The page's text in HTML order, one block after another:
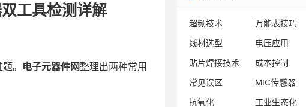
工具检测详解
。 电子元器件网整理出两种常用
超频技术 万能表技巧
线材选型
电压应用
贴片焊接技术
成本控制
常见误区
MIC传感器
抗氧化
工业生态化